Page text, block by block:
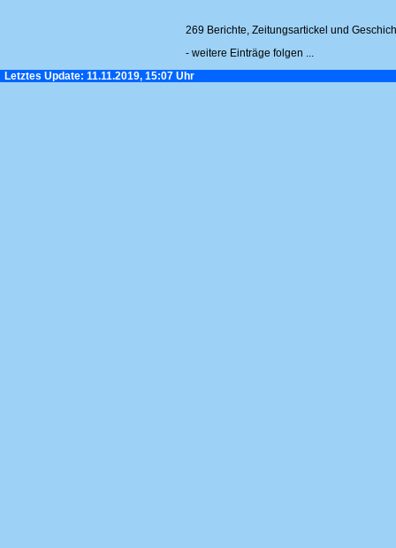
269 Berichte, Zeitungsartickel und
- weitere Einträge folgen ...
Letztes Update: 11.11.2019, 15:07 Uhr